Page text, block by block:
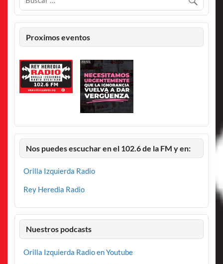
Proximos eventos
Nos puedes escuchar en el 102.6 de la FM y en:
Orilla Izquierda Radio
Rey Heredia Radio
Nuestros podcasts
Orilla Izquierda Radio en Youtube